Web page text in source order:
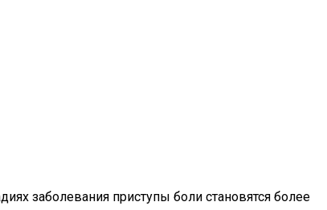
заболевания приступы боли становятся более